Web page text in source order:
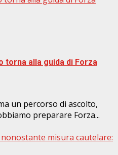
torna alla guida di Forza
un percorso di ascolto,
preparare Forza...
misura cautelare: